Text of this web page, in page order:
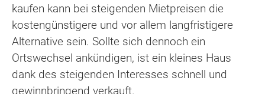
kaufen kann bei steigenden Mietpreisen die
kostengünstigere und vor allem langfristigere
Alternative sein. Sollte sich dennoch ein
Ortswechsel ankündigen, ist ein kleines Haus
dank des steigenden Interesses schnell und
gewinnbringend verkauft.